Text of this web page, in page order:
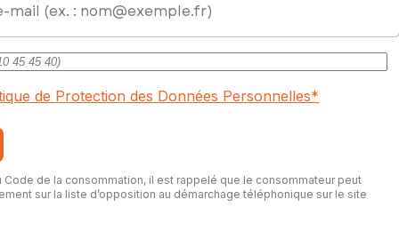
de Protection des Données Personnelles*
Code de la consommation, il est rappelé que le consommateur peut
sur la liste d’opposition au démarchage téléphonique sur le site